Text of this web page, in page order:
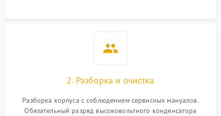
2. Разборка и очистка
Разборка корпуса с соблюдением сервисных мануалов.
Обязательный разряд высоковольтного конденсатора